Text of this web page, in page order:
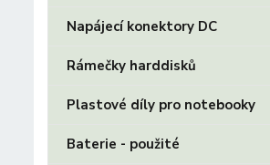
Napájecí konektory DC
Rámečky harddisků
Plastové díly pro notebooky
Baterie - použité